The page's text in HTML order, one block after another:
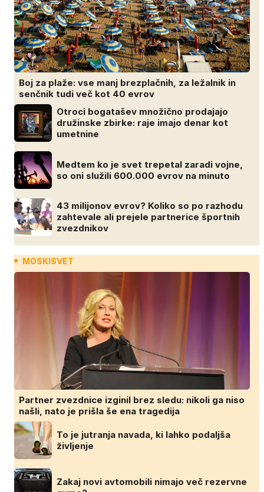
Boj za plaže: vse manj brezplačnih, za ležalnik in
senčnik tudi več kot 40 evrov
Otroci bogatašev množično prodajajo
družinske zbirke: raje imajo denar kot
umetnine
Medtem ko je svet trepetal zaradi vojne,
so oni služili 600.000 evrov na minuto
43 milijonov evrov? Koliko so po razhodu
zahtevale ali prejele partnerice športnih
zvezdnikov
MOSKISVET
Partner zvezdnice izginil brez sledu: nikoli ga niso
našli, nato je prišla še ena tragedija
To je jutranja navada, ki lahko podaljša
življenje
Zakaj novi avtomobili nimajo več rezervne